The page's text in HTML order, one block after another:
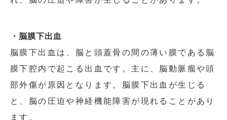
・脳膜下出血
脳膜下出血は、脳と頭蓋骨の間の薄い膜である脳
膜下腔内で起こる出血です。主に、脳動脈瘤や頭
部外傷が原因となります。脳膜下出血が生じる
と、脳の圧迫や神経機能障害が現れることがあり
ます。